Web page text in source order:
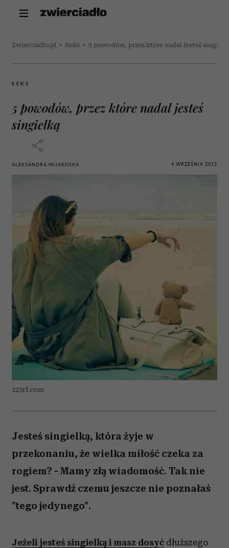
Zwierciadlo.pl > Seks > 5 powodów, przez które nadal jesteś
SEKS
5 powodów, przez które nadal jesteś
singielką
ALEKSANDRA MIJAKOSKA 4 WRZEŚNIA 2015
123rf.com
Jesteś singielką, która żyje w
przekonaniu, że wielka miłość czeka za
rogiem? - Mamy złą wiadomość. Tak nie
jest. Sprawdź czemu jeszcze nie poznałaś
"tego jedynego".
Jeżeli jesteś singielką i masz dosyć dłuższego